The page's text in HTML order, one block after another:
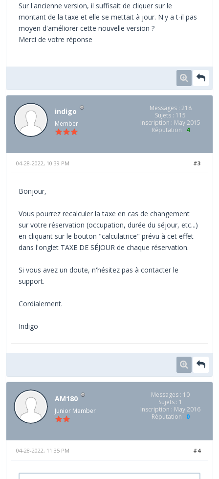
Sur l'ancienne version, il suffisait de cliquer sur le
montant de la taxe et elle se mettait à jour. N'y a t-il pas
moyen d'améliorer cette nouvelle version ?
Merci de votre réponse
indigo
Member
Messages : 218
Sujets : 115
Inscription : May 2015
Réputation : 4
#3
04-28-2022, 10:39 PM
Bonjour,
Vous pourrez recalculer la taxe en cas de changement
sur votre réservation (occupation, durée du séjour, etc...)
en cliquant sur le bouton "calculatrice" prévu à cet effet
dans l'onglet TAXE DE SÉJOUR de chaque réservation.
Si vous avez un doute, n'hésitez pas à contacter le
support.
Cordialement.
Indigo
AM180
Junior Member
Messages : 10
Sujets : 1
Inscription : May 2016
Réputation : 0
#4
04-28-2022, 11:35 PM